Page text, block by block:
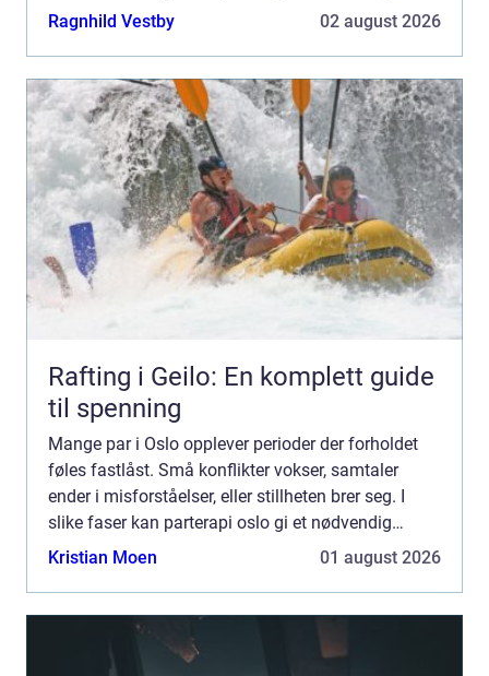
pusterom, der to mennesker får hjelp til å forstå
Ragnhild Vestby 02 august 2026
Rafting i Geilo: En komplett guide
til spenning
Mange par i Oslo opplever perioder der forholdet
føles fastlåst. Små konflikter vokser, samtaler
ender i misforståelser, eller stillheten brer seg. I
slike faser kan parterapi oslo gi et nødvendig
pusterom, der to mennesker får hjelp til å forstå
Kristian Moen 01 august 2026